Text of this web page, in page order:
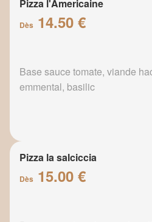
Pizza l'Americaine
Dès 14.50 €
Base sauce tomate, viande
emmental, basilic
Pizza la salciccia
Dès 15.00 €